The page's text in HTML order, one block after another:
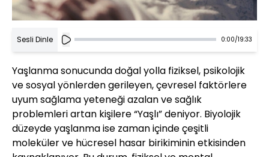
Sesli Dinle 0:00/19:33
Yaşlanma sonucunda doğal yolla fiziksel, psikolojik
ve sosyal yönlerden gerileyen, çevresel faktörlere
uyum sağlama yeteneği azalan ve sağlık
problemleri artan kişilere “Yaşlı” deniyor. Biyolojik
düzeyde yaşlanma ise zaman içinde çeşitli
moleküler ve hücresel hasar birikiminin etkisinden